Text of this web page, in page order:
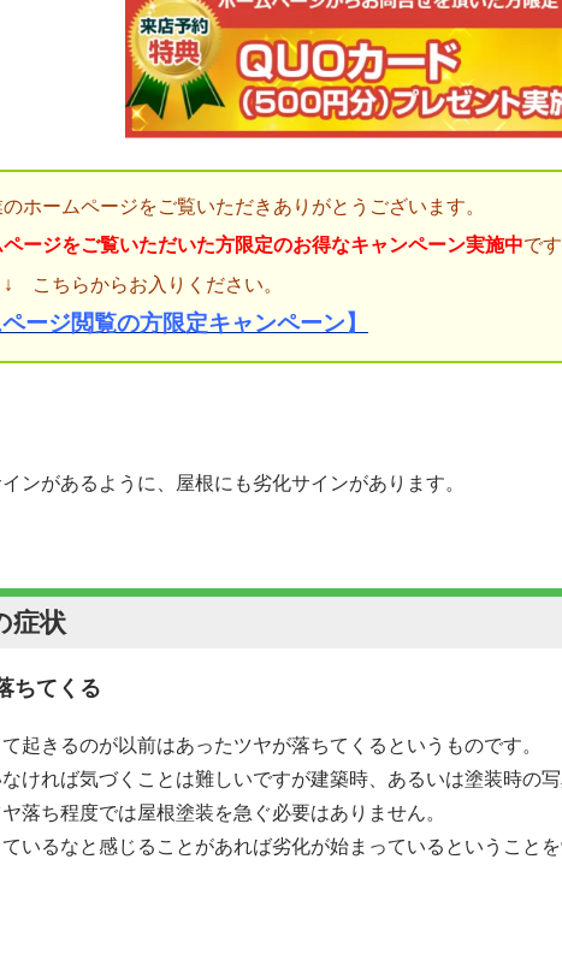
ホームページをご覧いただきありがとうございます。
ージをご覧いただいた方限定のお得なキャンペーン実施中で
ちらからお入りください。
ページ閲覧の方限定キャンペーン】
ンがあるように、屋根にも劣化サインがあります。
症状
ちて くる
起きるのが以前はあったツヤが落ちてくるというものです。
ければ気づくことは難しいですが建築時、あるいは塗装時の
落ち程度では屋根塗装を急ぐ必要はありません。
いるなと感じることがあれば劣化が始まっているということを